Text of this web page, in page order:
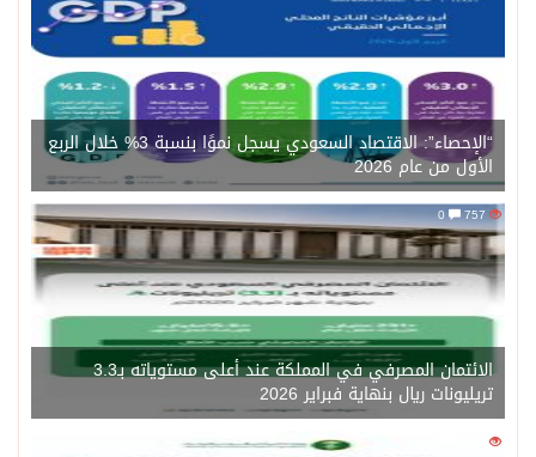
“الإحصاء”: الاقتصاد السعودي يسجل نموًا بنسبة 3% خلال الربع
الأول من عام 2026
757
0
الائتمان المصرفي في المملكة عند أعلى مستوياته بـ3.3
تريليونات ريال بنهاية فبراير 2026
1450